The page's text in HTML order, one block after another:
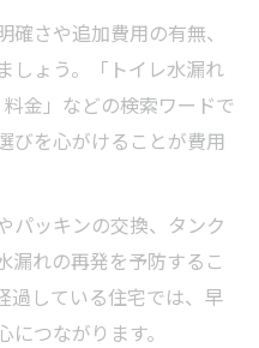
さや追加費用の有無、
しょう。「トイレ水漏れ
金」などの検索ワードで
びを心がけることが費用
パッキンの交換、タンク
漏れの再発を予防するこ
過している住宅では、早
つながります。